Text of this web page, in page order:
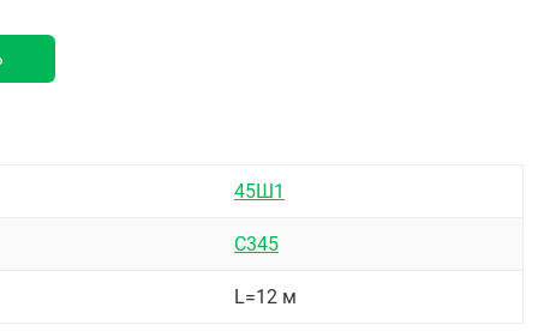
45Ш1
С345
L=12 м